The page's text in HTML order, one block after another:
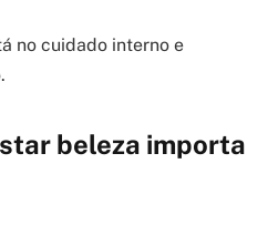
no cuidado interno e
beleza importa